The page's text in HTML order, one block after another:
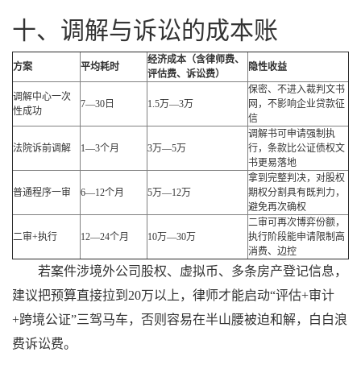
十、调解与诉讼的成本账
方案 平均耗时
经济成本（含律师费、
评估费、诉讼费）
隐性收益
调解中心一次
性成功
7—30日 1.5万—3万
保密、不进入裁判文书
网，不影响企业贷款征
信
法院诉前调解 1—3个月 3万—5万
调解书可申请强制执
行，条款比公证债权文
书更易落地
普通程序一审 6—12个月 5万—12万
拿到完整判决，对股权
期权分割具有既判力，
避免再次确权
二审+执行 12—24个月 10万—30万
二审可再次博弈份额，
执行阶段能申请限制高
消费、边控
若案件涉境外公司股权、虚拟币、多条房产登记信息，
建议把预算直接拉到20万以上，律师才能启动“评估+审计
+跨境公证”三驾马车，否则容易在半山腰被迫和解，白白浪
费诉讼费。